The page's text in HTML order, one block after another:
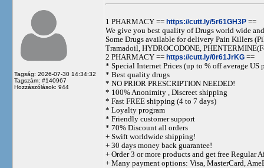
Tagság: 2026-07-30 14:34:32
Tagszám: #140967
Hozzászólások: 944
1 PHARMACY == https://cutt.ly/5r61GH3P ==
We give you best quality of Drugs world wide
Some Drugs available for delivery Pain Killers
Tramadoil, HYDROCODONE,
2 PHARMACY == https://cutt.ly/0r61JrKG ==
* Special Internet Prices (up to % off average US
* Best quality drugs
* NO PRIOR PRESCRIPTION NEEDED!
* 100% Anonimity , Discreet shipping
* Fast FREE shipping (4 to 7 days)
* Loyalty program
* Friendly customer support
* 70% Discount all orders
+ Swift worldwide shipping!
+ 30 days money back guarantee!
+ Order 3 or more products and get free Regular
+ Many payment options: Visa, MasterCard,